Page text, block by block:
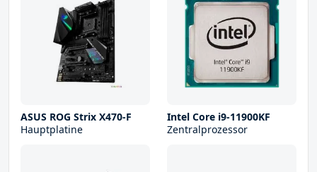
ASUS ROG Strix X470-F
Hauptplatine
Intel Core i9-11900KF
Zentralprozessor